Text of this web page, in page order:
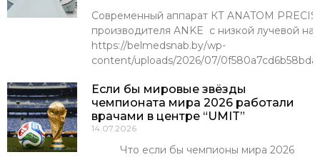
Современный аппарат КТ ANATOM
производителя ANKE с низкой лучевой
https://belmedsnab.by/wp-
content/uploads/2026/07/
Если бы мировые звёзды
чемпионата мира 2026 работали
врачами в центре “UMIT”
14.07.2026
Что если бы чемпионы мира 2026